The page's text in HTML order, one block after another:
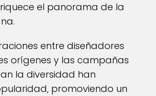
el panorama de la
entre diseñadores
orígenes y las campañas
la diversidad han
promoviendo un